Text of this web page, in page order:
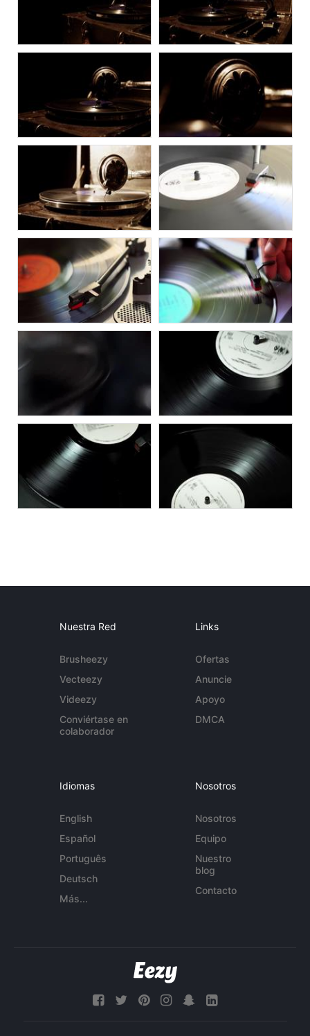
Nuestra Red
Brusheezy
Vecteezy
Videezy
Conviértase en
colaborador
Links
Ofertas
Anuncie
Apoyo
DMCA
Idiomas
English
Español
Português
Deutsch
Más...
Nosotros
Nosotros
Equipo
Nuestro
blog
Contacto